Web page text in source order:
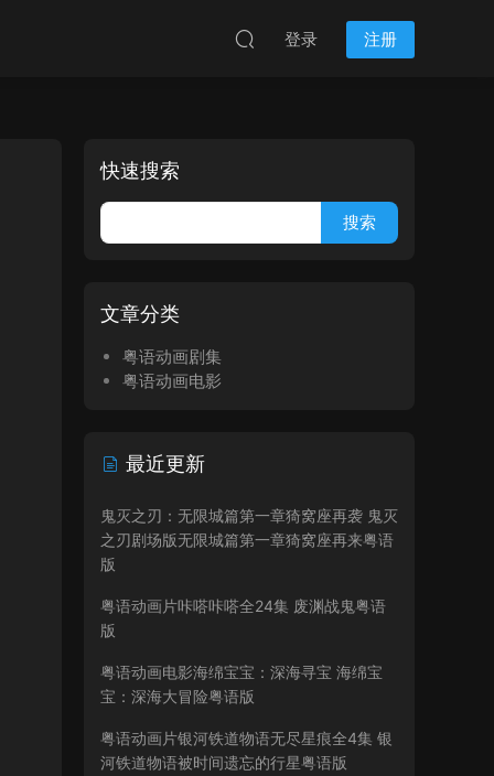
登录 注册
快速搜索
文章分类
粤语动画剧集
粤语动画电影
最近更新
鬼灭之刃：无限城篇第一章猗窝座再袭 鬼灭
之刃剧场版无限城篇第一章猗窝座再来粤语
版
粤语动画片咔嗒咔嗒全24集 废渊战鬼粤语
版
粤语动画电影海绵宝宝：深海寻宝 海绵宝
宝：深海大冒险粤语版
粤语动画片银河铁道物语无尽星痕全4集 银
河铁道物语被时间遗忘的行星粤语版